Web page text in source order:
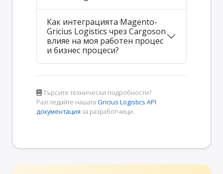
Как интеграцията Magento-
Gricius Logistics чрез Cargoson
влияе на моя работен процес
и бизнес процеси?
Търсите технически подробности?
Разгледайте нашата Gricius Logistics API
документация за разработчици.